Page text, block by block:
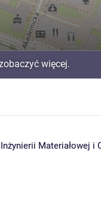
więcej.
Inżynierii Materiałowej i